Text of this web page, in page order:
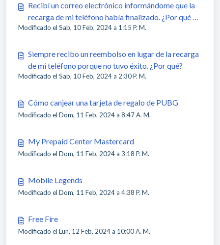
Recibí un correo electrónico informándome que la
recarga de mi teléfono había finalizado. ¿Por qué no
veo nada sobre esto en mi teléfono?
Modificado el Sab, 10 Feb, 2024 a 1:15 P. M.
Siempre recibo un reembolso en lugar de la recarga
de mi teléfono porque no tuvo éxito. ¿Por qué?
Modificado el Sab, 10 Feb, 2024 a 2:30 P. M.
Cómo canjear una tarjeta de regalo de PUBG
Modificado el Dom, 11 Feb, 2024 a 8:47 A. M.
My Prepaid Center Mastercard
Modificado el Dom, 11 Feb, 2024 a 3:18 P. M.
Mobile Legends
Modificado el Dom, 11 Feb, 2024 a 4:38 P. M.
Free Fire
Modificado el Lun, 12 Feb, 2024 a 10:00 A. M.